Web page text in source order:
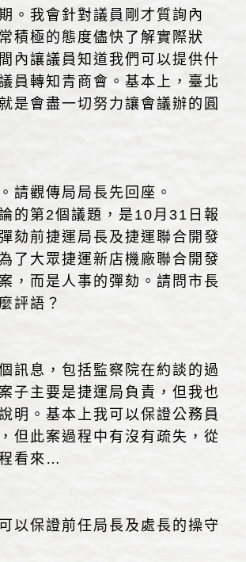
。我會針對議員剛才質詢內
積極的態度儘快了解實際狀
內讓議員知道我們可以提供什
員轉知青商會。基本上，臺北
是會盡一切努力讓會議辦的圓
觀傳局局長先回座。
第2個議題，是10月31日報
劾前捷運局長及捷運聯合開發
了大眾捷運新店機廠聯合開發
，而是人事的彈劾。請問市長
評語？
息，包括監察院在約談的過
子主要是捷運局負責，但我也
明。基本上我可以保證公務員
但此案過程中有沒有疏失，從
看來…
保證前任局長及處長的操守